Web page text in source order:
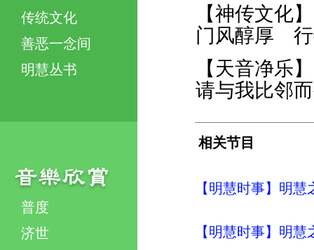
传统文化
善恶一念间
明慧丛书
普度
济世
【神传文化】
门风醇厚 行
【天音净乐】
请与我比邻
相关节目
【明慧时事】明
【明慧时事】明